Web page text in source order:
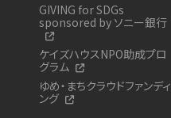
GIVING for SDGs
sponsored by ソニー銀行
ケイズハウスNPO助成プロ
グラム
ゆめ・まちクラウドファンディ
ング